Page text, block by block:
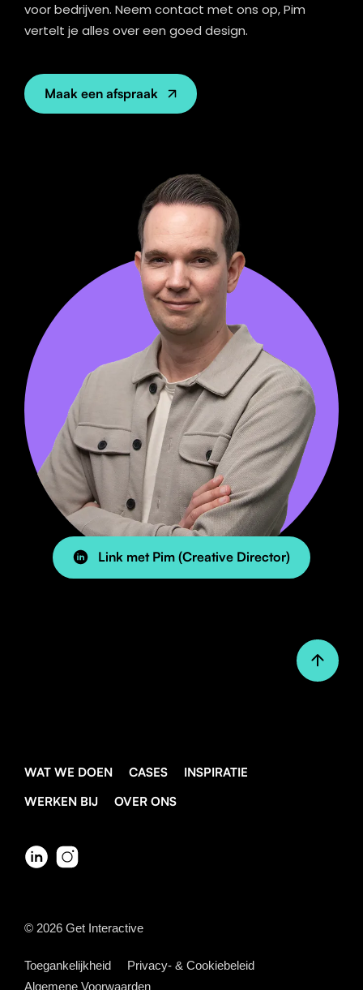
voor bedrijven. Neem contact met ons op, Pim
vertelt je alles over een goed design.
Maak een afspraak
Link met Pim (Creative Director)
WAT WE DOEN CASES
INSPIRATIE
WERKEN BIJ
OVER ONS
© 2026Get Interactive
Toegankelijkheid
Privacy- & Cookiebeleid
Algemene Voorwaarden